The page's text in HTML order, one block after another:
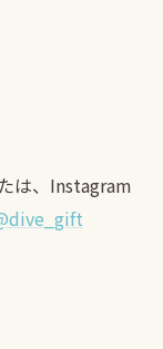
は、Instagram